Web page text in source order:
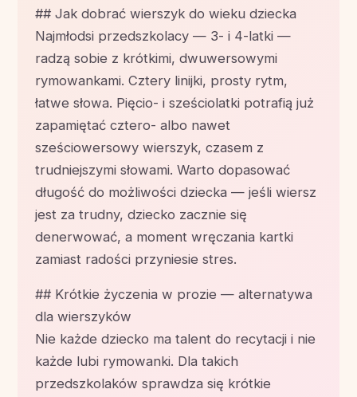
## Jak dobrać wierszyk do wieku dziecka
Najmłodsi przedszkolacy — 3- i 4-latki —
radzą sobie z krótkimi, dwuwersowymi
rymowankami. Cztery linijki, prosty rytm,
łatwe słowa. Pięcio- i sześciolatki potrafią już
zapamiętać cztero- albo nawet
sześciowersowy wierszyk, czasem z
trudniejszymi słowami. Warto dopasować
długość do możliwości dziecka — jeśli wiersz
jest za trudny, dziecko zacznie się
denerwować, a moment wręczania kartki
zamiast radości przyniesie stres.
## Krótkie życzenia w prozie — alternatywa
dla wierszyków
Nie każde dziecko ma talent do recytacji i nie
każde lubi rymowanki. Dla takich
przedszkolaków sprawdza się krótkie